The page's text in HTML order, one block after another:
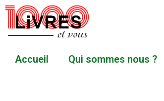
Accueil Qui sommes nous ?